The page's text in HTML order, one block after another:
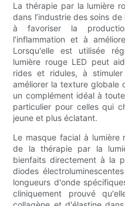
La thérapie par la lumière
dans l’industrie des soins
à favoriser la
l’inflammation et à
Lorsqu'elle est utilisée
lumière rouge LED peut
rides et ridules, à
améliorer la texture globale
un complément idéal à
particulier pour celles qui
jeune et plus éclatant.
Le masque facial à lumière
de la thérapie par la
bienfaits directement à la
diodes
longueurs d'onde
cliniquement prouvé